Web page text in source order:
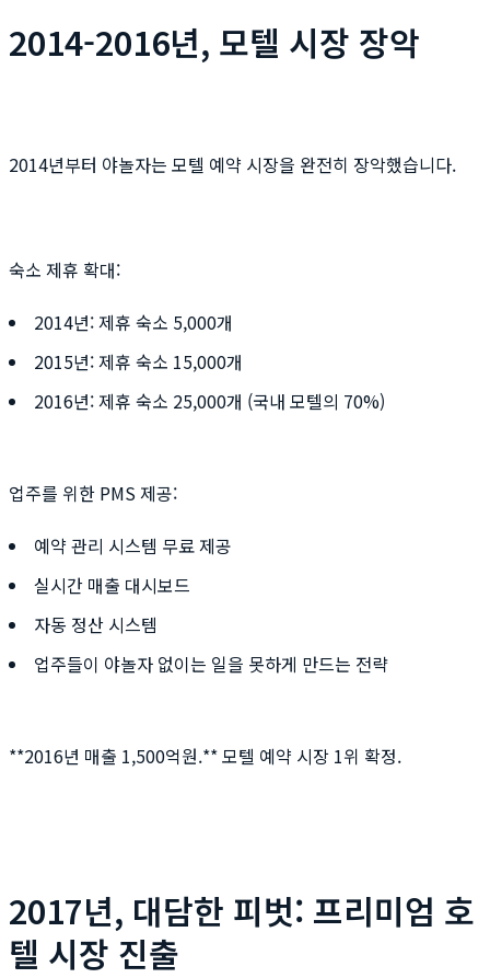
2014-2016년, 모텔 시장 장악
2014년부터 야놀자는 모텔 예약 시장을 완전히 장악했습니다.
숙소 제휴 확대:
2014년: 제휴 숙소 5,000개
2015년: 제휴 숙소 15,000개
2016년: 제휴 숙소 25,000개 (국내 모텔의 70%)
업주를 위한 PMS 제공:
예약 관리 시스템 무료 제공
실시간 매출 대시보드
자동 정산 시스템
업주들이 야놀자 없이는 일을 못하게 만드는 전략
**2016년 매출 1,500억원.** 모텔 예약 시장 1위 확정.
2017년, 대담한 피벗: 프리미엄 호
텔 시장 진출